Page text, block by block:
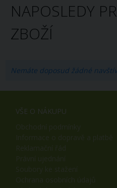
NAPOSLEDY
ZBOŽÍ
Nemáte doposud žádné
VŠE O NÁKUPU